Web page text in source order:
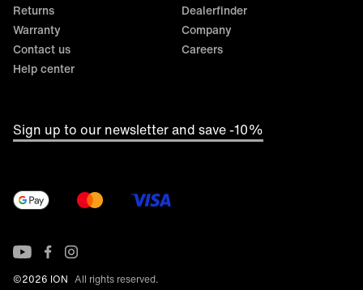
Returns
Warranty
Contact us
Help center
Dealerfinder
Company
Careers
Sign up to our newsletter and save -10%
©2026 ION All rights reserved.